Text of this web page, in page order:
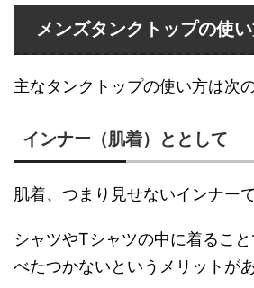
メンズタンクトップの使
主なタンクトップの使い方は次の
インナー（肌着）ととして
肌着、つまり見せないインナーで
シャツやTシャツの中に着るこ
べたつかないというメリットがあ